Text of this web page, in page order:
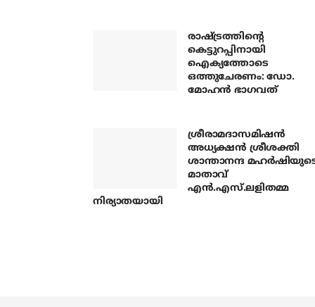
രാഷ്ട്രത്തിന്റെ
കെട്ടുറപ്പിനായി
ഐക്യത്തോടെ
ഒത്തുചേരണം: ഡോ.
മോഹന്‍ ഭാഗവത്
ശ്രീരാമദാസമിഷന്‍
അധ്യക്ഷന്‍ ശ്രീശക്തി
ശാന്താനന്ദ
മാതാവ്
എന്‍.എസ്.ലളിതമ്മ
നിര്യാതയായി